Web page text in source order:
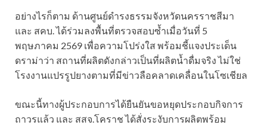
อย่างไรก็ตาม ด้านศูนย์ดำรงธรรมจังหวัดนครราชสีมา
และ สคบ. ได้ร่วมลงพื้นที่ตรวจสอบซ้ำเมื่อวันที่ 5
พฤษภาคม 2569 เพื่อความโปร่งใส พร้อมชี้แจงประเด็น
ดราม่าว่า สถานที่ผลิตดังกล่าวเป็นที่ผลิตน้ำดื่มจริง ไม่ใช่
โรงงานแปรรูปยางตามที่มีข่าวลือคลาดเคลื่อนในโซเชียล
ขณะนี้ทางผู้ประกอบการได้ยืนยันขอหยุดประกอบกิจการ
ถาวรแล้ว และ สสจ.โคราช ได้สั่งระงับการผลิตพร้อม